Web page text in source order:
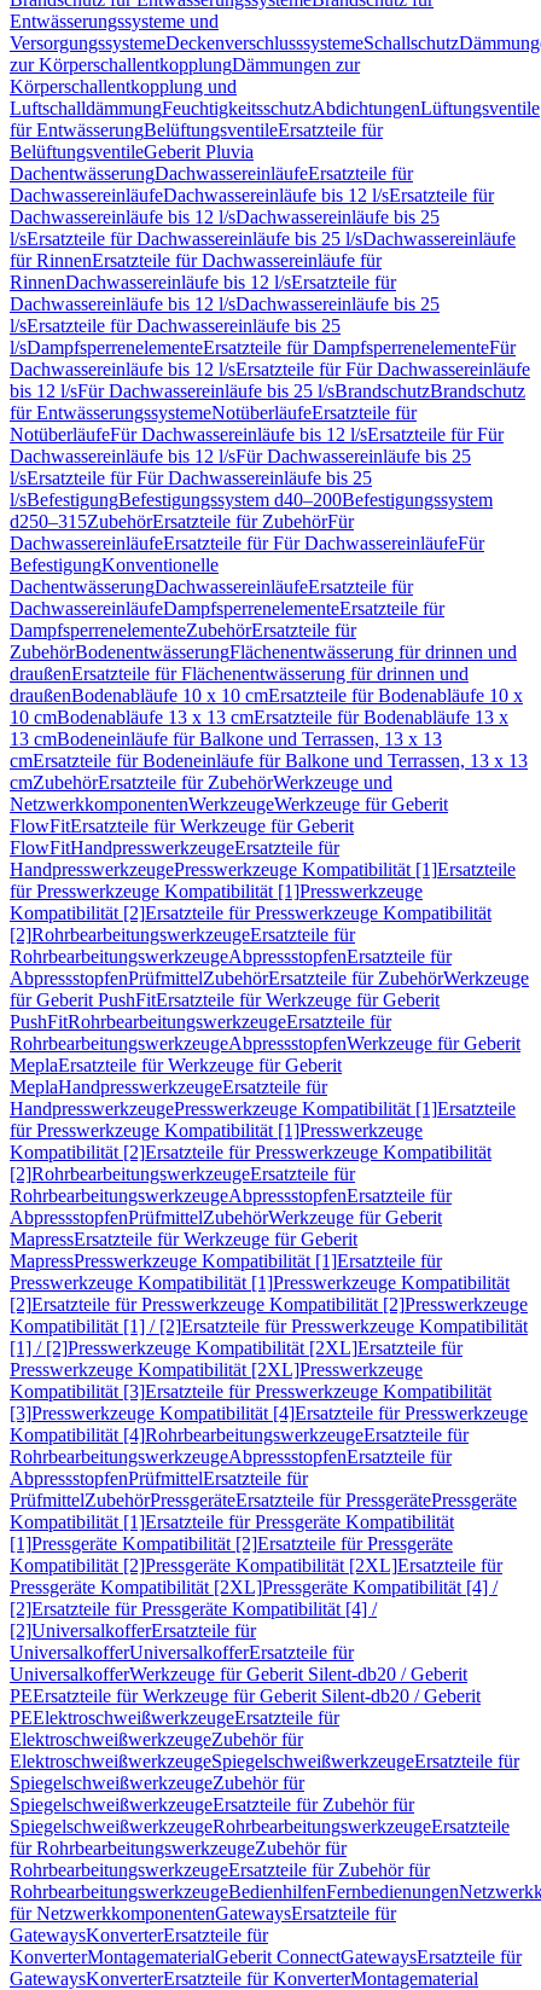
Entwässerungssysteme und
VersorgungssystemeDeckenverschlusssystemeSchallschutz
zur KörperschallentkopplungDämmungen zur
Körperschallentkopplung und
LuftschalldämmungFeuchtigkeitsschutzAbdichtungenLüftungsventile
für EntwässerungBelüftungsventileErsatzteile für
BelüftungsventileGeberit Pluvia
DachentwässerungDachwassereinläufeErsatzteile für
DachwassereinläufeDachwassereinläufe bis 12 l/sErsatzteile für
Dachwassereinläufe bis 12 l/sDachwassereinläufe bis 25
l/sErsatzteile für Dachwassereinläufe bis 25 l/sDachwassereinläufe
für RinnenErsatzteile für Dachwassereinläufe für
RinnenDachwassereinläufe bis 12 l/sErsatzteile für
Dachwassereinläufe bis 12 l/sDachwassereinläufe bis 25
l/sErsatzteile für Dachwassereinläufe bis 25
l/sDampfsperrenelementeErsatzteile für DampfsperrenelementeFür
Dachwassereinläufe bis 12 l/sErsatzteile für Für Dachwassereinläufe
bis 12 l/sFür Dachwassereinläufe bis 25 l/sBrandschutzBrandschutz
für EntwässerungssystemeNotüberläufeErsatzteile für
NotüberläufeFür Dachwassereinläufe bis 12 l/sErsatzteile für Für
Dachwassereinläufe bis 12 l/sFür Dachwassereinläufe bis 25
l/sErsatzteile für Für Dachwassereinläufe bis 25
l/sBefestigungBefestigungssystem d40–200Befestigungssystem
d250–315ZubehörErsatzteile für ZubehörFür
DachwassereinläufeErsatzteile für Für DachwassereinläufeFür
BefestigungKonventionelle
DachentwässerungDachwassereinläufeErsatzteile für
DachwassereinläufeDampfsperrenelementeErsatzteile für
DampfsperrenelementeZubehörErsatzteile für
ZubehörBodenentwässerungFlächenentwässerung für drinnen und
draußenErsatzteile für Flächenentwässerung für drinnen und
draußenBodenabläufe 10 x 10 cmErsatzteile für Bodenabläufe 10 x
10 cmBodenabläufe 13 x 13 cmErsatzteile für Bodenabläufe 13 x
13 cmBodeneinläufe für Balkone und Terrassen, 13 x 13
cmErsatzteile für Bodeneinläufe für Balkone und Terrassen, 13 x 13
cmZubehörErsatzteile für ZubehörWerkzeuge und
NetzwerkkomponentenWerkzeugeWerkzeuge für Geberit
FlowFitErsatzteile für Werkzeuge für Geberit
FlowFitHandpresswerkzeugeErsatzteile für
HandpresswerkzeugePresswerkzeuge Kompatibilität [1]Ersatzteile
für Presswerkzeuge Kompatibilität [1]Presswerkzeuge
Kompatibilität [2]Ersatzteile für Presswerkzeuge Kompatibilität
[2]RohrbearbeitungswerkzeugeErsatzteile für
RohrbearbeitungswerkzeugeAbpressstopfenErsatzteile für
AbpressstopfenPrüfmittelZubehörErsatzteile für ZubehörWerkzeuge
für Geberit PushFitErsatzteile für Werkzeuge für Geberit
PushFitRohrbearbeitungswerkzeugeErsatzteile für
RohrbearbeitungswerkzeugeAbpressstopfenWerkzeuge für Geberit
MeplaErsatzteile für Werkzeuge für Geberit
MeplaHandpresswerkzeugeErsatzteile für
HandpresswerkzeugePresswerkzeuge Kompatibilität [1]Ersatzteile
für Presswerkzeuge Kompatibilität [1]Presswerkzeuge
Kompatibilität [2]Ersatzteile für Presswerkzeuge Kompatibilität
[2]RohrbearbeitungswerkzeugeErsatzteile für
RohrbearbeitungswerkzeugeAbpressstopfenErsatzteile für
AbpressstopfenPrüfmittelZubehörWerkzeuge für Geberit
MapressErsatzteile für Werkzeuge für Geberit
MapressPresswerkzeuge Kompatibilität [1]Ersatzteile für
Presswerkzeuge Kompatibilität [1]Presswerkzeuge Kompatibilität
[2]Ersatzteile für Presswerkzeuge Kompatibilität [2]Presswerkzeuge
Kompatibilität [1] / [2]Ersatzteile für Presswerkzeuge Kompatibilität
[1] / [2]Presswerkzeuge Kompatibilität [2XL]Ersatzteile für
Presswerkzeuge Kompatibilität [2XL]Presswerkzeuge
Kompatibilität [3]Ersatzteile für Presswerkzeuge Kompatibilität
[3]Presswerkzeuge Kompatibilität [4]Ersatzteile für Presswerkzeuge
Kompatibilität [4]RohrbearbeitungswerkzeugeErsatzteile für
RohrbearbeitungswerkzeugeAbpressstopfenErsatzteile für
AbpressstopfenPrüfmittelErsatzteile für
PrüfmittelZubehörPressgeräteErsatzteile für PressgerätePressgeräte
Kompatibilität [1]Ersatzteile für Pressgeräte Kompatibilität
[1]Pressgeräte Kompatibilität [2]Ersatzteile für Pressgeräte
Kompatibilität [2]Pressgeräte Kompatibilität [2XL]Ersatzteile für
Pressgeräte Kompatibilität [2XL]Pressgeräte Kompatibilität [4] /
[2]Ersatzteile für Pressgeräte Kompatibilität [4] /
[2]UniversalkofferErsatzteile für
UniversalkofferUniversalkofferErsatzteile für
UniversalkofferWerkzeuge für Geberit Silent-db20 / Geberit
PEErsatzteile für Werkzeuge für Geberit Silent-db20 / Geberit
PEElektroschweißwerkzeugeErsatzteile für
ElektroschweißwerkzeugeZubehör für
ElektroschweißwerkzeugeSpiegelschweißwerkzeugeErsatzteile für
SpiegelschweißwerkzeugeZubehör für
SpiegelschweißwerkzeugeErsatzteile für Zubehör für
SpiegelschweißwerkzeugeRohrbearbeitungswerkzeugeErsatzteile
für RohrbearbeitungswerkzeugeZubehör für
RohrbearbeitungswerkzeugeErsatzteile für Zubehör für
RohrbearbeitungswerkzeugeBedienhilfenFernbedienungen
für NetzwerkkomponentenGatewaysErsatzteile für
GatewaysKonverterErsatzteile für
KonverterMontagematerialGeberit ConnectGatewaysErsatzteile für
GatewaysKonverterErsatzteile für KonverterMontagematerial